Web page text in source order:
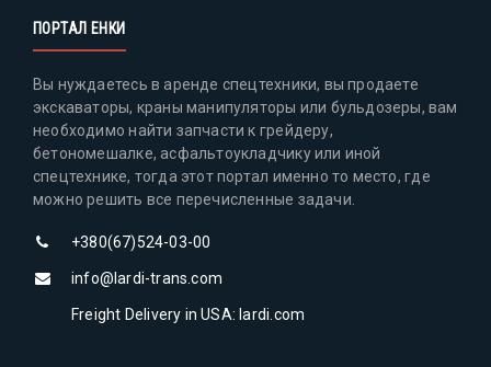
ПОРТАЛ ЕНКИ
Вы нуждаетесь в аренде спецтехники, вы продаете
экскаваторы, краны манипуляторы или бульдозеры, вам
необходимо найти запчасти к грейдеру,
бетономешалке, асфальтоукладчику или иной
спецтехнике, тогда этот портал именно то место, где
можно решить все перечисленные задачи.
+380(67)524-03-00
info@lardi-trans.com
Freight Delivery in USA: lardi.com